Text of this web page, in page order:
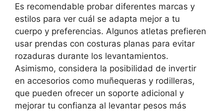
Es recomendable probar diferentes marcas y
estilos para ver cuál se adapta mejor a tu
cuerpo y preferencias. Algunos atletas prefieren
usar prendas con costuras planas para evitar
rozaduras durante los levantamientos.
Asimismo, considera la posibilidad de invertir
en accesorios como muñequeras y rodilleras,
que pueden ofrecer un soporte adicional y
mejorar tu confianza al levantar pesos más